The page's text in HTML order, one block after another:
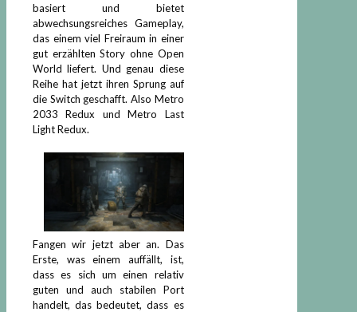
basiert und bietet
abwechsungsreiches Gameplay,
das einem viel Freiraum in einer
gut erzählten Story ohne Open
World liefert. Und genau diese
Reihe hat jetzt ihren Sprung auf
die Switch geschafft. Also Metro
2033 Redux und Metro Last
Light Redux.
Fangen wir jetzt aber an. Das
Erste, was einem auffällt, ist,
dass es sich um einen relativ
guten und auch stabilen Port
handelt, das bedeutet, dass es